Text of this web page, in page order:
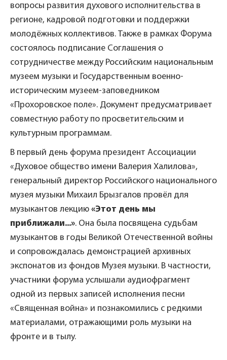
вопросы развития духового исполнительства в
регионе, кадровой подготовки и поддержки
молодёжных коллективов. Также в рамках Форума
состоялось подписание Соглашения о
сотрудничестве между Российским национальным
музеем музыки и Государственным военно-
историческим музеем-заповедником
«Прохоровское поле». Документ предусматривает
совместную работу по просветительским и
культурным программам.
В первый день форума президент Ассоциации
«Духовое общество имени Валерия Халилова»,
генеральный директор Российского национального
музея музыки Михаил Брызгалов провёл для
музыкантов лекцию «Этот день мы
приближали...». Она была посвящена судьбам
музыкантов в годы Великой Отечественной войны
и сопровождалась демонстрацией архивных
экспонатов из фондов Музея музыки. В частности,
участники форума услышали аудиофрагмент
одной из первых записей исполнения песни
«Священная война» и познакомились с редкими
материалами, отражающими роль музыки на
фронте и в тылу.